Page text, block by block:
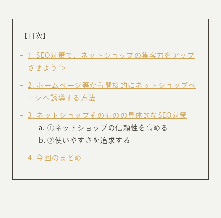
【目次】
1
SEO対策で、ネットショップの集客力をアップ
させよう”>
2
ホームページ等から間接的にネットショップペ
ージへ誘導する方法
3
ネットショップそのものの具体的なSEO対策
①ネットショップの信頼性を高める
②使いやすさを追求する
4 今回のまとめ